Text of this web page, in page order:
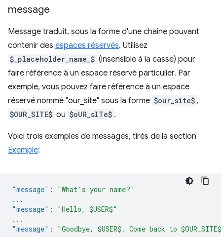
message
Message traduit, sous la forme d'une chaîne pouvant
contenir des espaces réservés. Utilisez
$_placeholder_name_$ (insensible à la casse) pour
faire référence à un espace réservé particulier. Par
exemple, vous pouvez faire référence à un espace
réservé nommé "our_site" sous la forme $our_site$ ,
$OUR_SITE$ ou $oUR_sITe$ .
Voici trois exemples de messages, tirés de la section
Exemple:
"message" :
"What's your name?"
...
"message" :
"Hello, $USER$"
...
"message" : "Goodbye, $USER$. Come back to